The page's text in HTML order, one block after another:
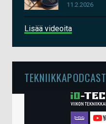
11.2.2026
Lisää videoita
TEKNIIKKAPODCAST